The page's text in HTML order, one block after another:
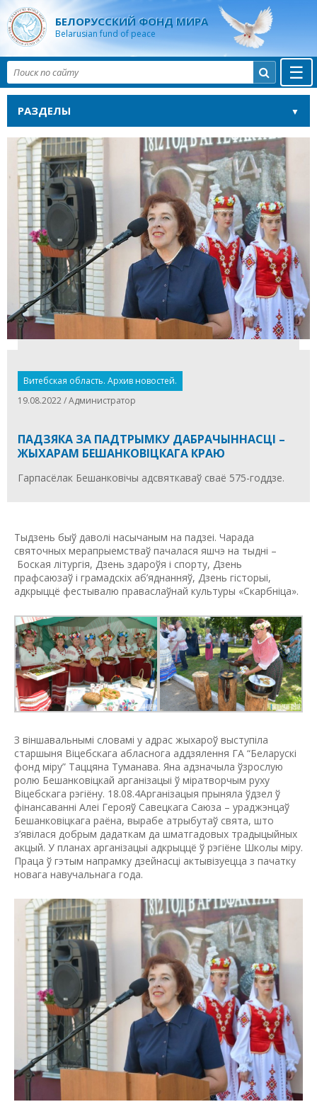
БЕЛОРУССКИЙ ФОНД МИРА
Belarusian fund of peace
☰

РАЗДЕЛЫ
Витебская область. Архив новостей.
19.08.2022 / Администратор
ПАДЗЯКА ЗА ПАДТРЫМКУ ДАБРАЧЫННАСЦІ –
ЖЫХАРАМ БЕШАНКОВІЦКАГА КРАЮ
Гарпасёлак Бешанковічы адсвяткаваў сваё 575-годдзе.
Тыдзень быў даволі насычаным на падзеі. Чарада
святочных мерапрыемстваў пачалася яшчэ на тыдні –
Боская літургія, Дзень здароўя і спорту, Дзень
прафсаюзаў і грамадскіх аб’яднанняў, Дзень гісторыі,
адкрыццё фестывалю праваслаўнай культуры «Скарбніца».
З віншавальнымі словамі у адрас жыхароў выступіла
старшыня Віцебскага абласнога аддзялення ГА “Беларускі
фонд міру” Таццяна Туманава. Яна адзначыла ўзрослую
ролю Бешанковіцкай арганізацыі ў міратворчым руху
Віцебскага рэгіёну. 18.08.4Арганізацыя прыняла ўдзел ў
фінансаванні Алеі Герояў Савецкага Саюза – ураджэнцаў
Бешанковіцкага раёна, вырабе атрыбутаў свята, што
з’явілася добрым дадаткам да шматгадовых традыцыйных
акцый. У планах арганізацыі адкрыццё ў рэгіёне Школы міру.
Праца ў гэтым напрамку дзейнасці актывізуецца з пачатку
новага навучальнага года.